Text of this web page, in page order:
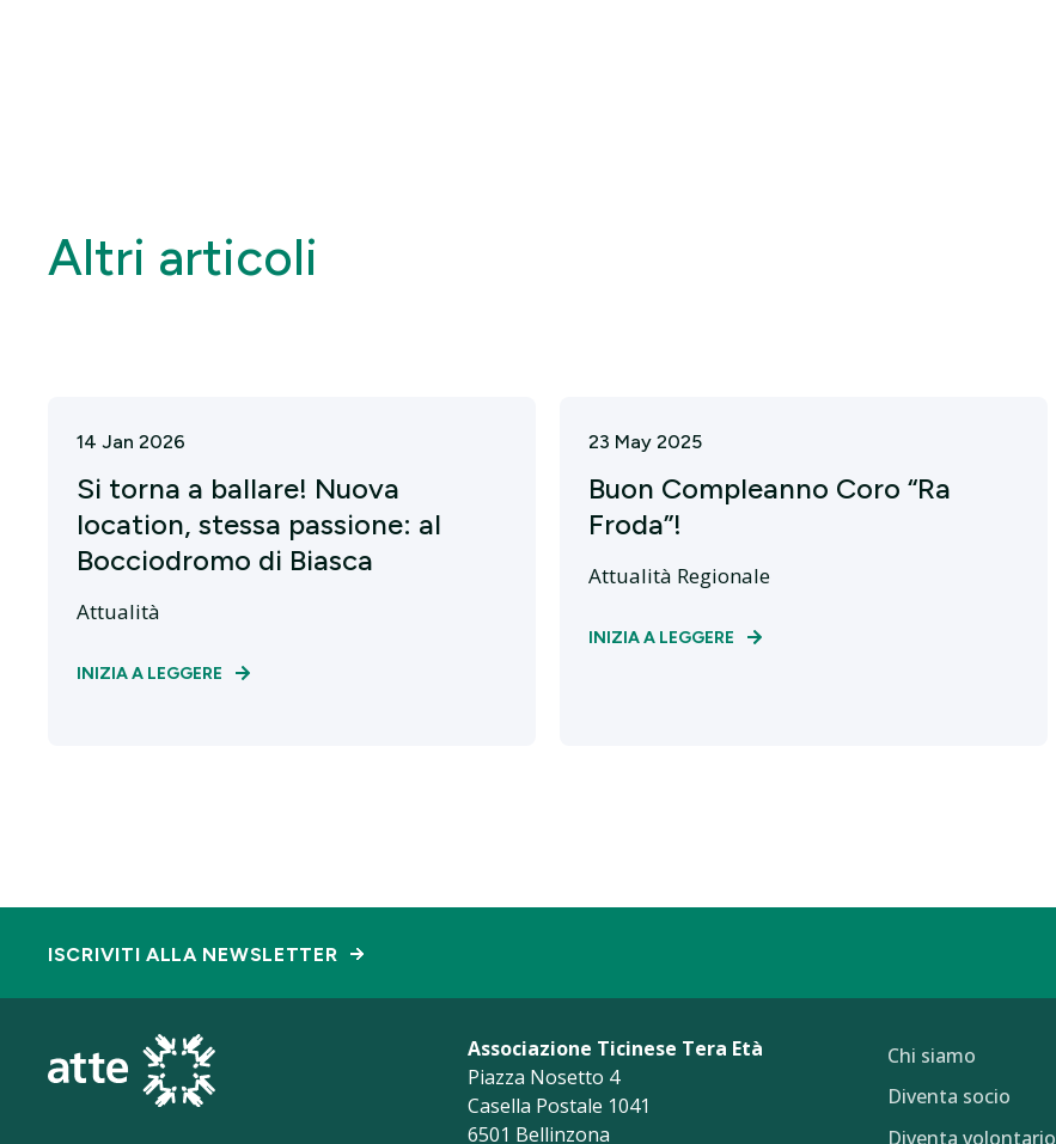
Altri articoli
14 Jan 2026
Si torna a ballare! Nuova
location, stessa passione: al
Bocciodromo di Biasca
Attualità
INIZIA A LEGGERE
23 May 2025
Buon Compleanno Coro “Ra
Froda”!
Attualità Regionale
INIZIA A LEGGERE
ISCRIVITI ALLA NEWSLETTER
Associazione Ticinese Tera Età
Piazza Nosetto 4
Casella Postale 1041
6501 Bellinzona
Chi siamo
Diventa socio
Diventa volontario